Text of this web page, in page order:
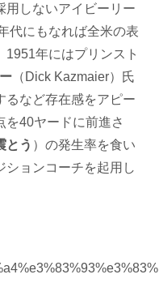
用しないアイビーリー
代にもなれば全米の表
年にはプリンスト
（Dick Kazmaier）氏
るなど存在感をアピー
を40ヤードに前進さ
とう ）の発生率を食い
ションコーチを起用し